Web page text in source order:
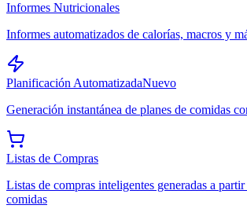
Informes Nutricionales
Informes automatizados de calorías, macros y
Planificación AutomatizadaNuevo
Generación instantánea de planes de comidas
Listas de Compras
Listas de compras inteligentes generadas a
comidas